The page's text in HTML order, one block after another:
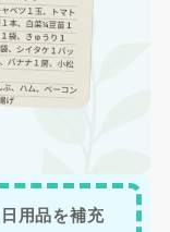
用品を補充